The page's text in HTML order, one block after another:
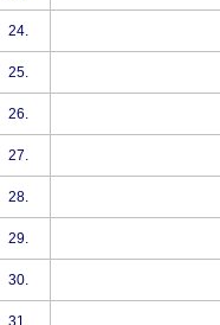
24.
25.
26.
27.
28.
29.
30.